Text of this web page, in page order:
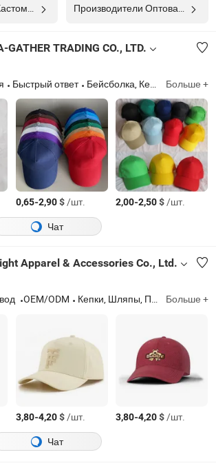
GATHER TRADING CO., LTD.
Быстрый ответ Бейсболка, Кепка-ведро, Тракерская кепка, Рыбацкая шляпа, Спортивная кепка, Рабочая кепка, Отражающая защитная одежда Больше +
0,65-2,90$/шт. 2,00-2,50$/шт.
Чат
Apparel & Accessories Co., Ltd.
OEM/ODM Кепки, Шляпы, Перчатки, Сумки, Футболка, Вязаные Шапки, Шарфы, Перчатки, Бини, Ремень, Одежда, Очки, Бини Больше +
3,80-4,20$/шт. 3,80-4,20$/шт.
Чат